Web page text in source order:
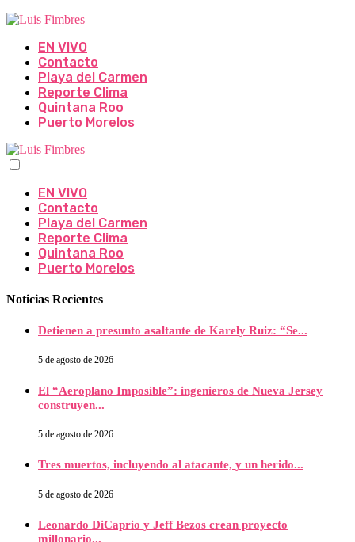
EN VIVO
Contacto
Playa del Carmen
Reporte Clima
Quintana Roo
Puerto Morelos
EN VIVO
Contacto
Playa del Carmen
Reporte Clima
Quintana Roo
Puerto Morelos
Noticias Recientes
Detienen a presunto asaltante de Karely Ruiz: “Se...
5 de agosto de 2026
El “Aeroplano Imposible”: ingenieros de Nueva Jersey
construyen...
5 de agosto de 2026
Tres muertos, incluyendo al atacante, y un herido...
5 de agosto de 2026
Leonardo DiCaprio y Jeff Bezos crean proyecto
millonario...